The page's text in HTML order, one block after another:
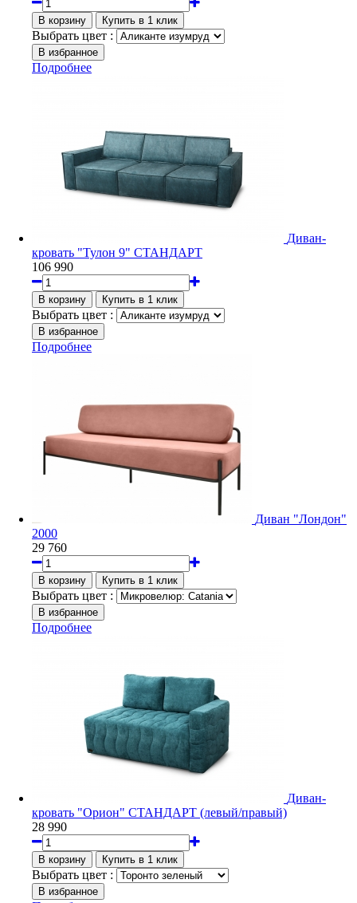
Выбрать цвет :
Подробнее
Диван-
кровать "Тулон 9" СТАНДАРТ
106 990
Выбрать цвет :
Подробнее
Диван "Лондон"
2000
29 760
Выбрать цвет :
Подробнее
Диван-
кровать "Орион" СТАНДАРТ (левый/правый)
28 990
Выбрать цвет :